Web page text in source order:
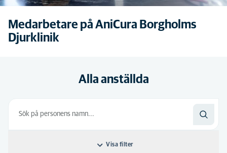
Medarbetare på AniCura Borgholms
Djurklinik
Alla anställda
Visa filter